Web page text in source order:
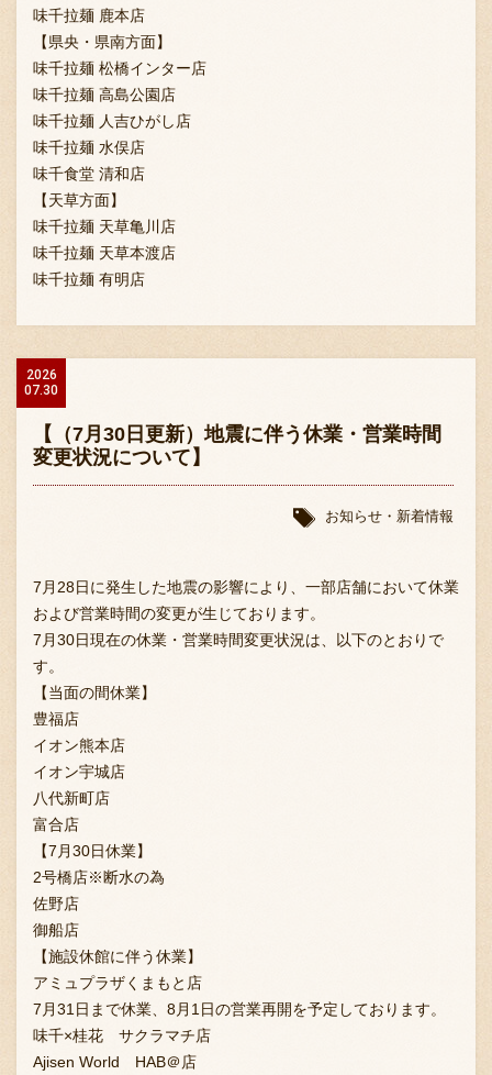
味千拉麺 鹿本店
【県央・県南方面】
味千拉麺 松橋インター店
味千拉麺 高島公園店
味千拉麺 人吉ひがし店
味千拉麺 水俣店
味千食堂 清和店
【天草方面】
味千拉麺 天草亀川店
味千拉麺 天草本渡店
味千拉麺 有明店
2026
07.30
【（7月30日更新）地震に伴う休業・営業時間
変更状況について】
お知らせ・新着情報
7月28日に発生した地震の影響により、一部店舗において休業
および営業時間の変更が生じております。
7月30日現在の休業・営業時間変更状況は、以下のとおりで
す。
【当面の間休業】
豊福店
イオン熊本店
イオン宇城店
八代新町店
富合店
【7月30日休業】
2号橋店※断水の為
佐野店
御船店
【施設休館に伴う休業】
アミュプラザくまもと店
7月31日まで休業、8月1日の営業再開を予定しております。
味千×桂花 サクラマチ店
Ajisen World HAB＠店